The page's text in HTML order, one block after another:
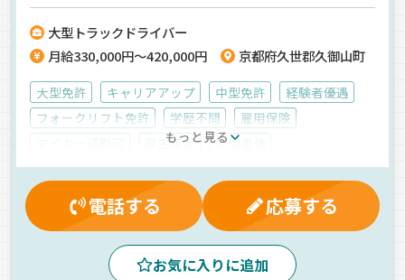
も高収入を維持！”稼げるドライバー”としての憧れも実現しつつ、週
末には家族サービスができますよ◎
大型トラックドライバー
月給330,000円～420,000円
京都府久世郡久御山町
大型免許 キャリアアップ 中型免許
経験者優遇
フォークリフト免許
学歴不問
雇用保険
厚生年金
大型連休
制服・作業着貸与
有給休暇
社内イベント
交通費支給
健康保険 労災保険
資格取得制度
真夜中 夕方 早朝 昼
手積み
拠点多数 新車 ETC搭載
中距離
パレット輸送
衣料品 雑貨 家電
その他
もっと見る
電話する 応募する
お気に入りに追加